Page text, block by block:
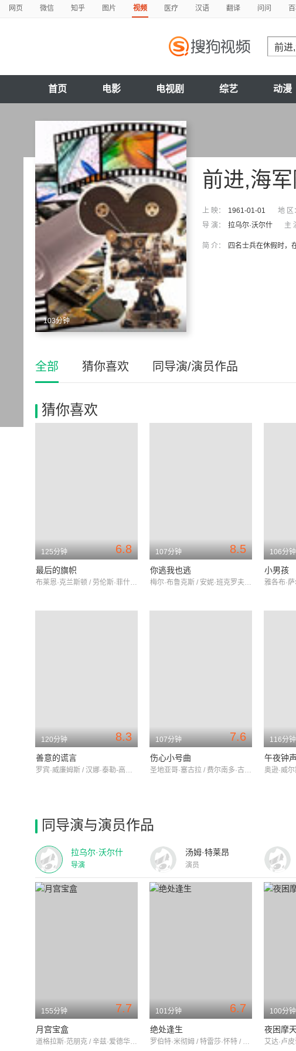
网页 微信 知乎 图片 视频 医疗 汉语 翻译 问问
首页 电影 电视剧 综艺 动漫
103分钟
前进,海
上 映： 1961-01-01 地 区：
导 演：
拉乌尔·沃尔什 主
简 介： 四名士兵在休假时，
全部 猜你喜欢 同导演/演员作品
猜你喜欢
6.8
125分钟
最后的旗帜
布莱恩·克兰斯顿 / 劳伦斯·菲什伯恩 / 史蒂夫·卡瑞尔
8.5
107分钟
你逃我也逃
梅尔·布鲁克斯 / 安妮·班克罗夫特 / 提姆·麦锡森
106分钟
小男孩
8.3
120分钟
善意的谎言
罗宾·威廉姆斯 / 汉娜·泰勒-高登 / vaIgó
7.6
107分钟
伤心小号曲
圣地亚哥·塞古拉 / 费尔南多·古林·库弗 / 安东尼奥·德·拉·托雷
116分钟
午夜钟声
同导演与演员作品
拉乌尔·沃尔什
导演
汤姆·特莱昂
演员
7.7
155分钟
月宫宝盒
道格拉斯·范朋克 / 辛兹·爱德华 / 查尔斯·贝尔彻
6.7
101分钟
绝处逢生
罗伯特·米彻姆 / 特雷莎·怀特 / 朱迪丝·安德森
100分钟
夜困摩